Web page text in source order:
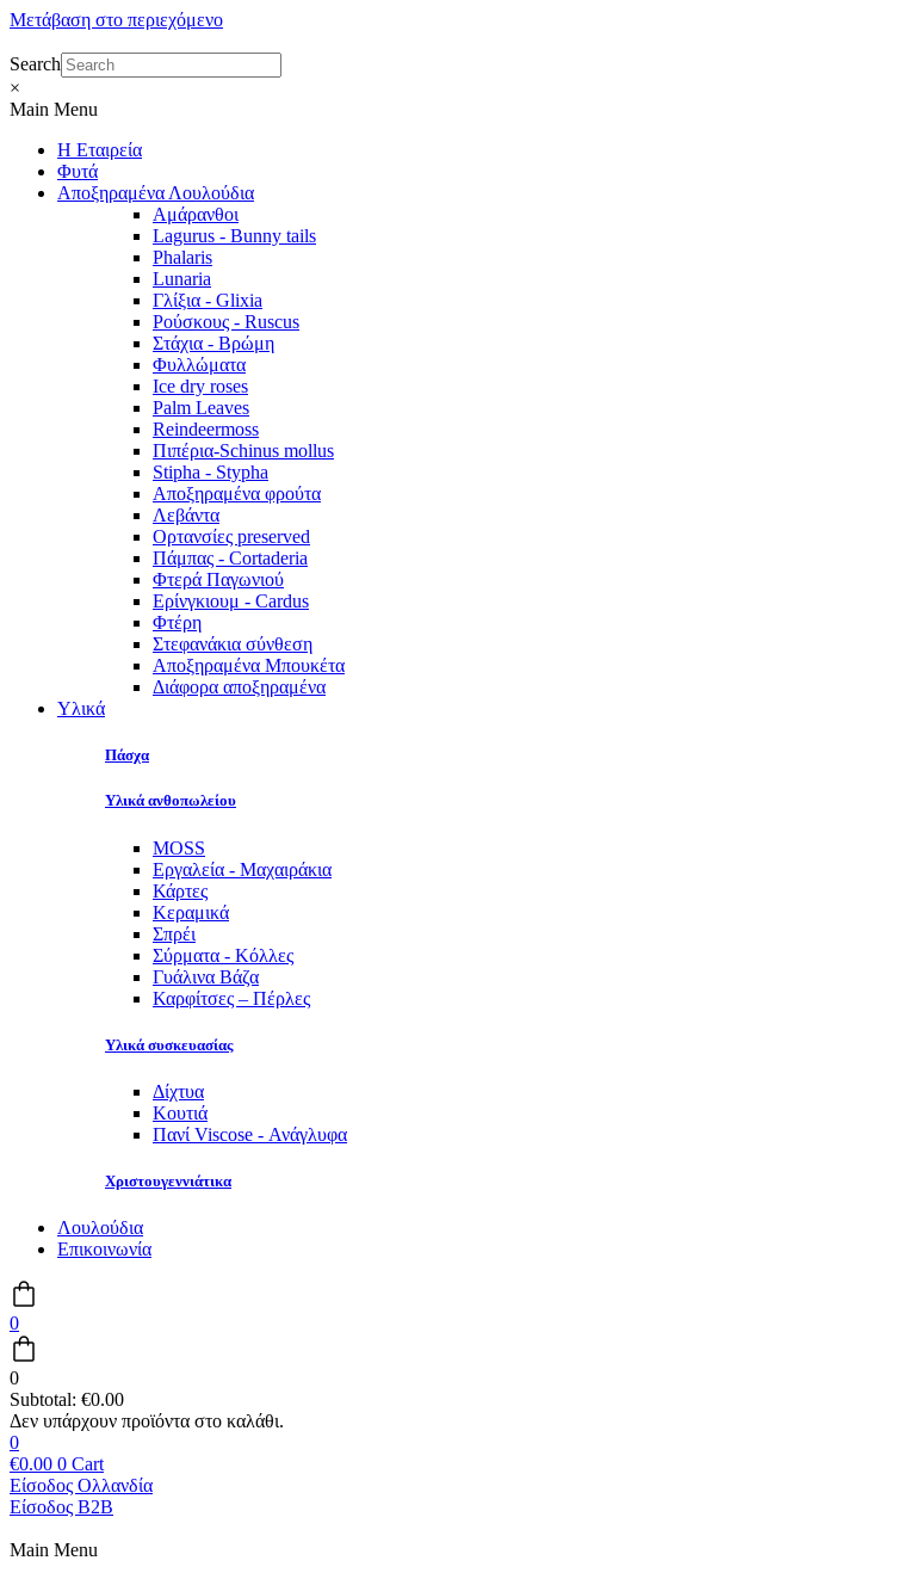
Μετάβαση στο περιεχόμενο
Search
×
Main Menu
Η Εταιρεία
Φυτά
Αποξηραμένα Λουλούδια
Αμάρανθοι
Lagurus - Bunny tails
Phalaris
Lunaria
Γλίξια - Glixia
Ρούσκους - Ruscus
Στάχια - Βρώμη
Φυλλώματα
Ice dry roses
Palm Leaves
Reindeermoss
Πιπέρια-Schinus mollus
Stipha - Stypha
Αποξηραμένα φρούτα
Λεβάντα
Ορτανσίες preserved
Πάμπας - Cortaderia
Φτερά Παγωνιού
Ερίνγκιουμ - Cardus
Φτέρη
Στεφανάκια σύνθεση
Αποξηραμένα Μπουκέτα
Διάφορα αποξηραμένα
Υλικά
Πάσχα
Υλικά ανθοπωλείου
MOSS
Εργαλεία - Μαχαιράκια
Κάρτες
Κεραμικά
Σπρέι
Σύρματα - Κόλλες
Γυάλινα Βάζα
Καρφίτσες – Πέρλες
Υλικά συσκευασίας
Δίχτυα
Κουτιά
Πανί Viscose - Ανάγλυφα
Χριστουγεννιάτικα
Λουλούδια
Επικοινωνία
0
0
Subtotal: €0.00
0
€0.00 0 Cart
Είσοδος Ολλανδία
Είσοδος B2B
Main Menu